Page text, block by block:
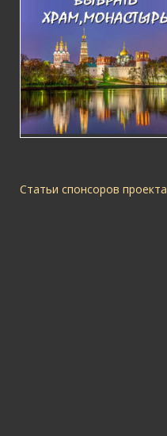
Статьи спонсоров проекта